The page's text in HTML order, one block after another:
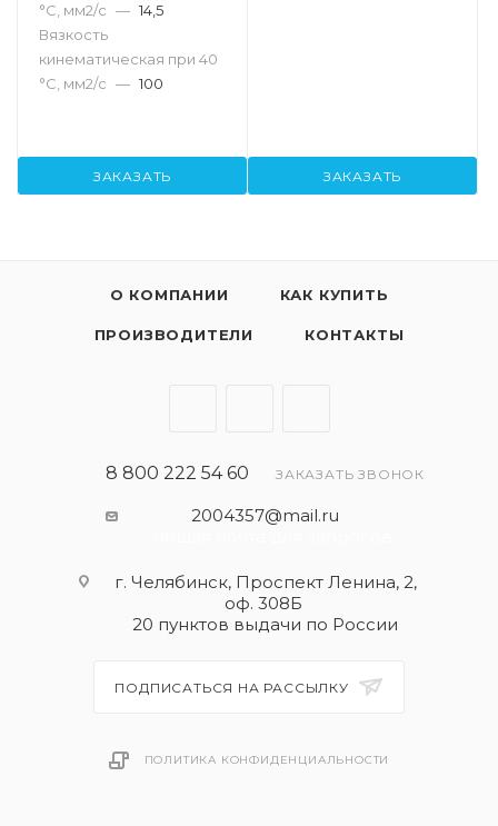
°С, мм2/с — 14,5
Вязкость
кинематическая при 40
°С, мм2/с — 100
ЗАКАЗАТЬ ЗАКАЗАТЬ
О КОМПАНИИ КАК КУПИТЬ
ПРОИЗВОДИТЕЛИ КОНТАКТЫ
8 800 222 54 60 ЗАКАЗАТЬ ЗВОНОК
2004357@mail.ru
г. Челябинск, Проспект Ленина, 2,
оф. 308Б
20 пунктов выдачи по России
ПОДПИСАТЬСЯ НА РАССЫЛКУ
ПОЛИТИКА КОНФИДЕНЦИАЛЬНОСТИ